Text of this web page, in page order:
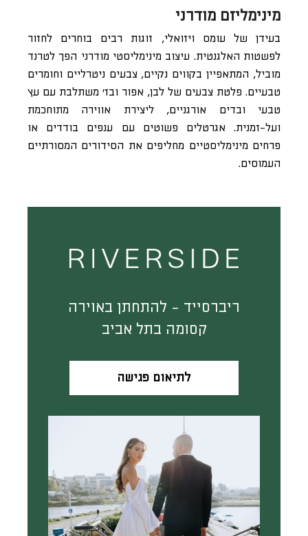
מינימליזם מודרני
בעידן של עומס ויזואלי, זוגות רבים בוחרים לחזור
לפשטות האלגנטית. עיצוב מינימליסטי מודרני הפך לטרנד
מוביל, המתאפיין בקווים נקיים, צבעים ניטרליים וחומרים
טבעיים. פלטת צבעים של לבן, אפור ובז’ משתלבת עם עץ
טבעי ובדים אורגניים, ליצירת אווירה מתוחכמת
ועל-זמנית. אגרטלים פשוטים עם ענפים בודדים או
פרחים מינימליסטיים מחליפים את הסידורים המסורתיים
העמוסים.
ריברסייד - להתחתן באוירה
קסומה בתל אביב
לתיאום פגישה